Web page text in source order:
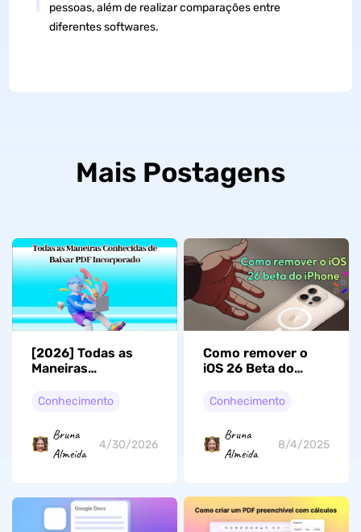
pessoas, além de realizar comparações entre
diferentes softwares.
Mais Postagens
[2026] Todas as
Maneiras
Baixar PDF
Conhecimento
Bruna
Almeida
4/30/2026
Como remover o
iOS 26 Beta do
grátis)
Conhecimento
Bruna
Almeida
8/4/2025